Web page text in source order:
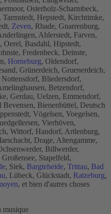
Osterholz-Scharmbeck,
Hepstedt, Kirchtimke,
Zeven, Rhade, Gnarrenburg,
Ahlerstedt, Farven,
Oerel, Basdahl, Hipstedt,
Fredenbeck, Deinste,
Horneburg, Oldendorf,
Grünerdeich, Gruenerdeich,
Bliedersdorf,
Betzendorf,
Gerdau, Uelzen, Emmendorf,
Bienenbüttel, Deutsch
Vögelsen, Voegelsen,
Vierhöven,
Wittorf, Handorf, Artlenburg,
Drage, Altengamme,
Billwerder,
Großensee, Stapelfeld,
, Siek, Bargteheide, Trittau, Bad
, Lübeck, Glückstadt, Ratzeburg,
, et bien d'autres choses
musique